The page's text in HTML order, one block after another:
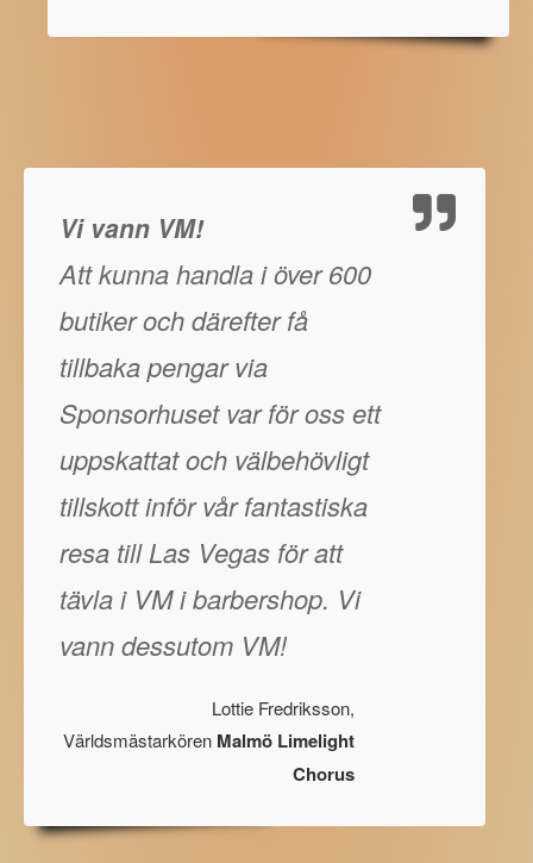
Vi vann VM!
Att kunna handla i över 600
butiker och därefter få
tillbaka pengar via
Sponsorhuset var för oss ett
uppskattat och välbehövligt
tillskott inför vår fantastiska
resa till Las Vegas för att
tävla i VM i barbershop. Vi
vann dessutom VM!
Lottie Fredriksson,
Världsmästarkören Malmö Limelight
Chorus